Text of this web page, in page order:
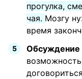
прогулка,
чая. Мозгу
время
Обсуждение